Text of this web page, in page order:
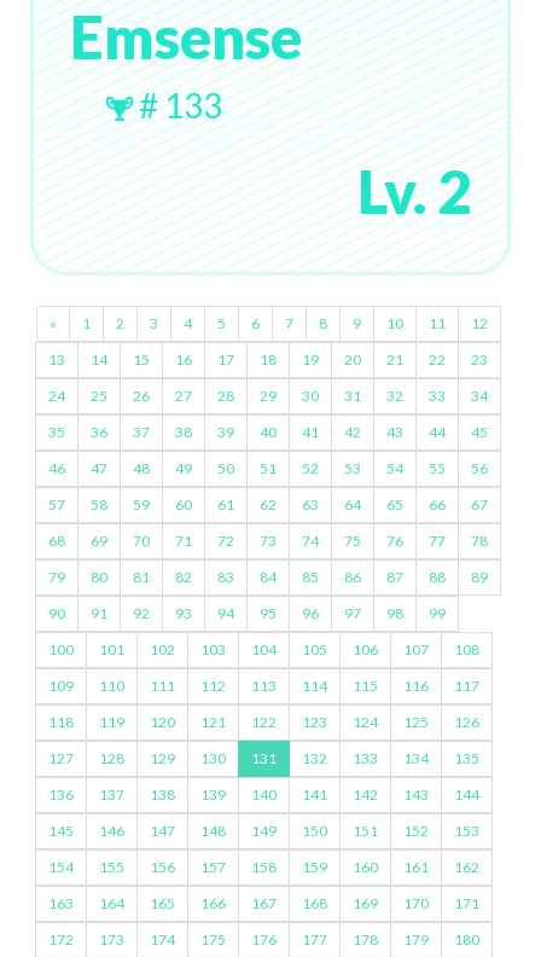
Emsense
# 133
Lv. 2
« 1 2 3 4 5 6 7 8 9 10 11
12
13
14 15 16 17 18 19 20 21 22
23
24
25 26 27 28 29 30 31 32 33
34
35
36 37 38 39 40 41 42 43 44
45
46
47 48 49 50 51 52 53 54 55
56
57
58 59 60 61 62 63 64 65 66
67
68
69 70 71 72 73 74 75 76 77
78
79
80 81 82 83 84 85 86 87 88
89
90
91 92 93 94 95 96 97 98
99
100
101 102 103 104 105 106 107
108
109
110 111 112 113 114 115 116
117
118
119 120 121 122 123 124 125
126
127
128 129 130 131 132 133 134
135
136
137 138 139 140 141 142 143
144
145
146 147 148 149 150 151 152
153
154
155 156 157 158 159 160 161
162
163
164 165 166 167 168 169 170
171
172
173 174 175 176 177 178 179
180